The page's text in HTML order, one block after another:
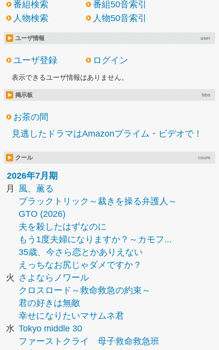
番組検索
番組50音索引
人物検索
人物50音索引
ユーザ情報 user
ユーザ登録 ログイン
表示できるユーザ情報はありません。
掲示板 bbs
お茶の間
見逃したドラマはAmazonプライム・ビデオで！
クール cours
2026年7月期
月
風、薫る
ブラックトリック～裁きを操る弁護人～
GTO (2026)
夫を殺したはずなのに
もう1度夫婦になりますか？～カモフ...
35歳、今さら恋とかありえない
えっちなお尻じゃダメですか？
火
さよならノワール
クロスロード～救命救急の約束～
君の好きは無敵
幸せになりたいマサムネ君
水 Tokyo middle 30
ファーストクライ 母子救命救急班